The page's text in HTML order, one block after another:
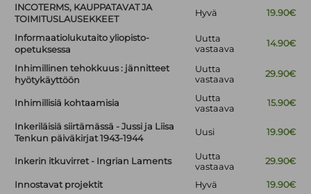
INCOTERMS, KAUPPATAVAT JA
TOIMITUSLAUSEKKEET
Hyvä 19.90€
Informaatiolukutaito yliopisto-
opetuksessa
Uutta
vastaava
14.90€
Inhimillinen tehokkuus : jännitteet
hyötykäyttöön
Uutta
vastaava
29.90€
Inhimillisiä kohtaamisia
Uutta
vastaava
15.90€
Inkeriläisiä siirtämässä - Jussi ja Liisa
Tenkun päiväkirjat 1943-1944
Uusi 19.90€
Inkerin itkuvirret - Ingrian Laments
Uutta
vastaava
29.90€
Innostavat projektit Hyvä
19.90€